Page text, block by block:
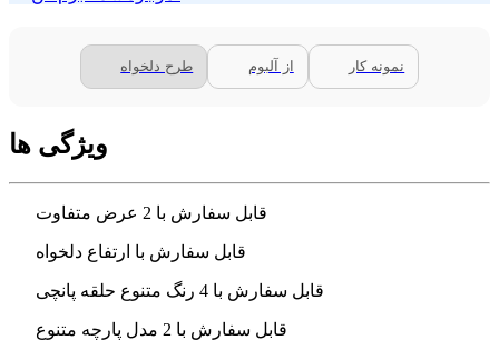
طرح دلخواه از آلبوم نمونه کار
ویژگی ها
قابل سفارش با 2 عرض متفاوت
قابل سفارش با ارتفاع دلخواه
قابل سفارش با 4 رنگ متنوع حلقه پانچی
قابل سفارش با 2 مدل پارچه متنوع